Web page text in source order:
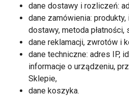
dane dostawy i rozliczeń:
dane zamówienia:
dostawy, metoda
dane reklamacji, zwrotów i
dane techniczne: adres IP,
informacje o urządzeniu,
Sklepie,
dane koszyka.